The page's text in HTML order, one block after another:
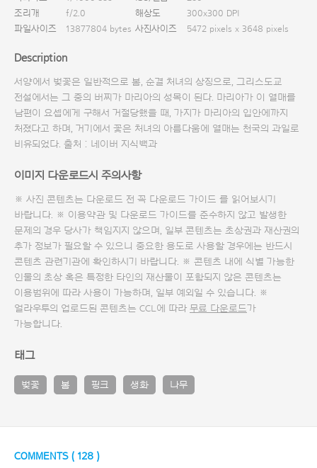
조리개
f/2.0 해상도
300x300 DPI
파일사이즈
13877804 bytes 사진사이즈 5472 pixels x 3648 pixels
Description
서양에서 벚꽃은 일반적으로 봄, 순결 처녀의 상징으로, 그리스도교
전설에서는 그 중의 버찌가 마리아의 성목이 된다. 마리아가 이 열매를
남편이 요셉에게 구해서 거절당했을 때, 가지가 마리아의 입안에까지
처졌다고 하며, 거기에서 꽃은 처녀의 아름다움에 열매는 천국의 과일로
비유되었다. 출처 : 네이버 지식백과
이미지 다운로드시 주의사항
※ 사진 콘텐츠는 다운로드 전 꼭 다운로드 가이드 를 읽어보시기
바랍니다. ※ 이용약관 및 다운로드 가이드를 준수하지 않고 발생한
문제의 경우 당사가 책임지지 않으며, 일부 콘텐츠는 초상권과 재산권의
추가 정보가 필요할 수 있으니 중요한 용도로 사용할 경우에는 반드시
콘텐츠 관련기관에 확인하시기 바랍니다. ※ 콘텐츠 내에 식별 가능한
인물의 초상 혹은 특정한 타인의 재산물이 포함되지 않은 콘텐츠는
이용범위에 따라 사용이 가능하며, 일부 예외일 수 있습니다. ※
얼라우투의 업로드된 콘텐츠는 CCL에 따라 무료 다운로드가
가능합니다.
태그
벚꽃 봄 핑크 생화 나무
COMMENTS ( 128 )